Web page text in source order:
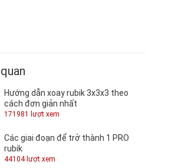
Hướng dẫn xoay rubik 3x3x3 theo
cách đơn giản nhất
171981 lượt xem
Các giai đoạn để trở thành 1 PRO
rubik
44104 lượt xem